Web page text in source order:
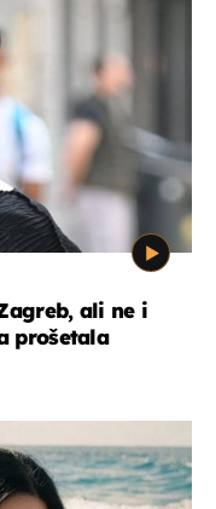
ali ne i
prošetala